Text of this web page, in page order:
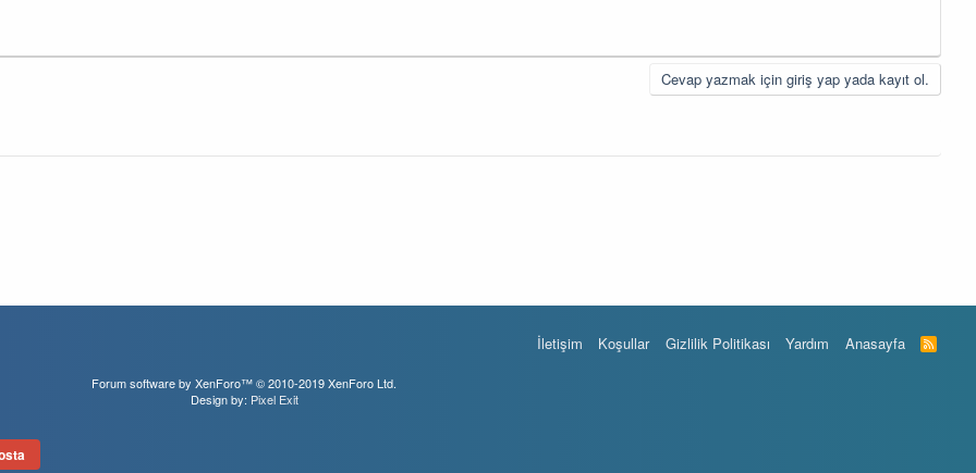
Cevap yazmak için giriş yap yada kayıt ol.
İletişim Koşullar Gizlilik Politikası Yardım Anasayfa
R
S
Forum software by XenForo™© 2010-2019 XenForo Ltd.
Design by: Pixel Exit